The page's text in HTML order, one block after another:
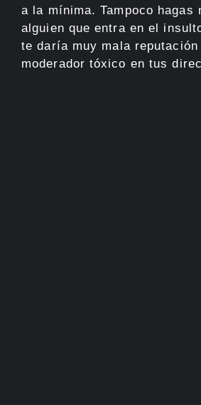
a la mínima. Tampoco hagas
alguien que entra en el
te daría muy mala
moderador tóxico en tus